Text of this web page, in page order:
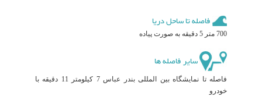
فاصله تا ساحل دریا
700 متر 5 دقیقه به صورت پیاده
سایر فاصله ها
فاصله تا نمایشگاه بین المللی بندر عباس 7 کیلومتر 11 دقیقه با
خودرو